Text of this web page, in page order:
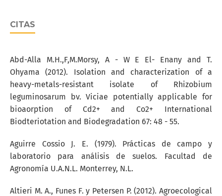
CITAS
Abd-Alla M.H.,F,M.Morsy, A - W E El- Enany and T.
Ohyama (2012). Isolation and characterization of a
heavy-metals-resistant isolate of Rhizobium
leguminosarum bv. Viciae potentially applicable for
bioaorption of Cd2+ and Co2+ International
Biodteriotation and Biodegradation 67: 48 - 55.
Aguirre Cossio J. E. (1979). Prácticas de campo y
laboratorio para análisis de suelos. Facultad de
Agronomía U.A.N.L. Monterrey, N.L.
Altieri M. A., Funes F. y Petersen P. (2012). Agroecological